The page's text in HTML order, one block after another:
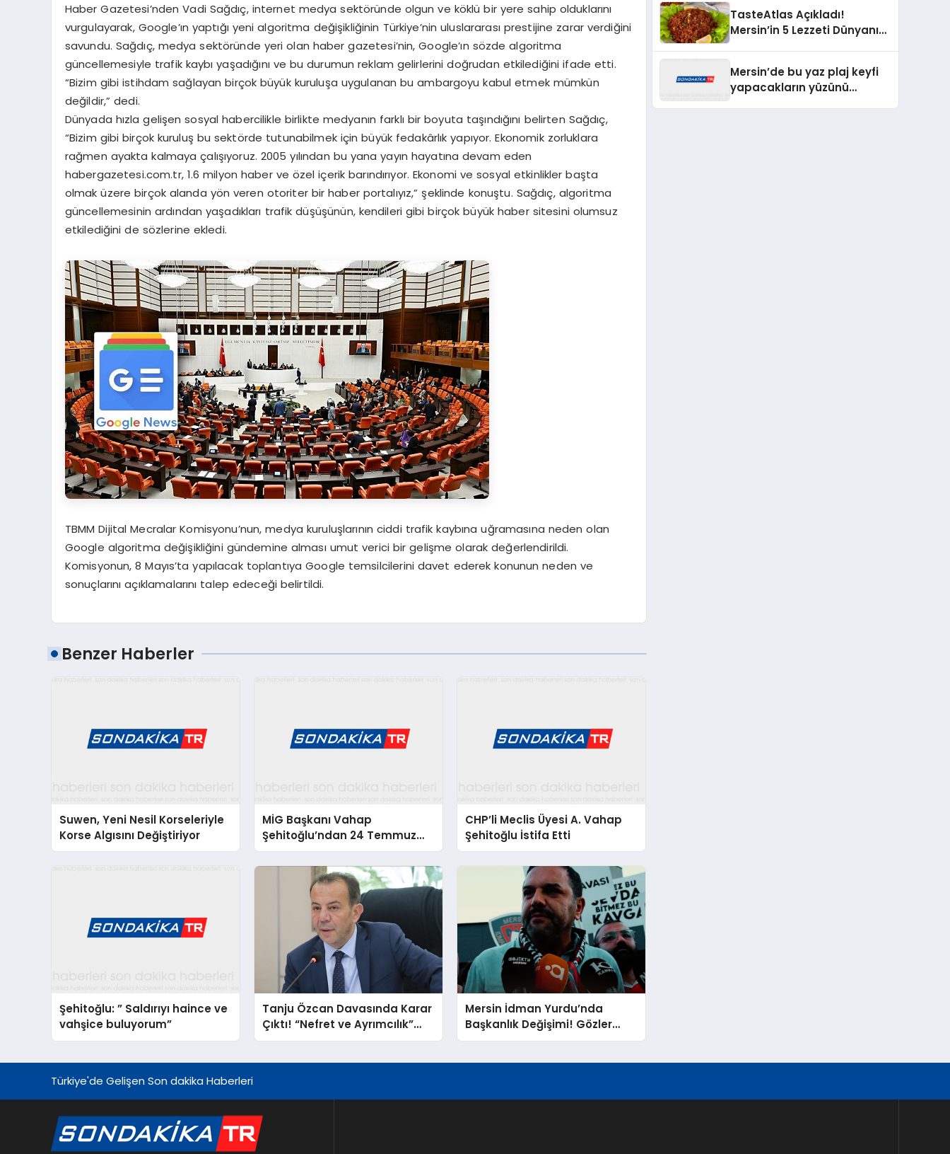
Haber Gazetesi’nden Vadi Sağdıç, internet medya sektöründe olgun ve köklü bir yere sahip olduklarını
vurgulayarak, Google’ın yaptığı yeni algoritma değişikliğinin Türkiye’nin uluslararası prestijine zarar verdiğini
savundu. Sağdıç, medya sektöründe yeri olan haber gazetesi’nin, Google’ın sözde algoritma
güncellemesiyle trafik kaybı yaşadığını ve bu durumun reklam gelirlerini doğrudan etkilediğini ifade etti.
“Bizim gibi istihdam sağlayan birçok büyük kuruluşa uygulanan bu ambargoyu kabul etmek mümkün
değildir,” dedi.
Dünyada hızla gelişen sosyal habercilikle birlikte medyanın farklı bir boyuta taşındığını belirten Sağdıç,
“Bizim gibi birçok kuruluş bu sektörde tutunabilmek için büyük fedakârlık yapıyor. Ekonomik zorluklara
rağmen ayakta kalmaya çalışıyoruz. 2005 yılından bu yana yayın hayatına devam eden
habergazetesi.com.tr, 1.6 milyon haber ve özel içerik barındırıyor. Ekonomi ve sosyal etkinlikler başta
olmak üzere birçok alanda yön veren otoriter bir haber portalıyız,” şeklinde konuştu. Sağdıç, algoritma
güncellemesinin ardından yaşadıkları trafik düşüşünün, kendileri gibi birçok büyük haber sitesini olumsuz
etkilediğini de sözlerine ekledi.
TBMM Dijital Mecralar Komisyonu’nun, medya kuruluşlarının ciddi trafik kaybına uğramasına neden olan
Google algoritma değişikliğini gündemine alması umut verici bir gelişme olarak değerlendirildi.
Komisyonun, 8 Mayıs’ta yapılacak toplantıya Google temsilcilerini davet ederek konunun neden ve
sonuçlarını açıklamalarını talep edeceği belirtildi.
Benzer Haberler
Suwen, Yeni Nesil Korseleriyle
Korse Algısını Değiştiriyor
MİG Başkanı Vahap
Şehitoğlu’ndan 24 Temmuz
Mesajı: “111 Yıl Sonra Hâlâ Basın
Özgürlüğünü Konuşuyoruz”
CHP’li Meclis Üyesi A. Vahap
Şehitoğlu İstifa Etti
Şehitoğlu: ” Saldırıyı haince ve
vahşice buluyorum”
Tanju Özcan Davasında Karar
Çıktı! “Nefret ve Ayrımcılık”
Suçlamasından Beraat Etti
Mersin İdman Yurdu’nda
Başkanlık Değişimi! Gözler
Resmi Açıklamada
TasteAtlas Açıkladı!
Mersin’in 5 Lezzeti Dünyanın
Mersin’de bu yaz plaj keyfi
yapacakların yüzünü
Türkiye'de Gelişen Son dakika Haberleri